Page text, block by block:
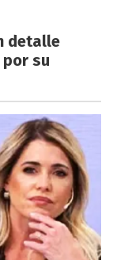
detalle
su